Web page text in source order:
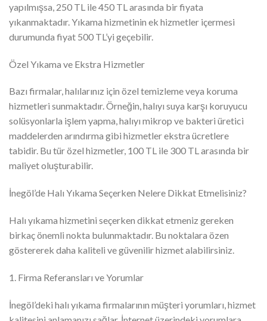
yapılmışsa, 250 TL ile 450 TL arasında bir fiyata
yıkanmaktadır. Yıkama hizmetinin ek hizmetler içermesi
durumunda fiyat 500 TL’yi geçebilir.
Özel Yıkama ve Ekstra Hizmetler
Bazı firmalar, halılarınız için özel temizleme veya koruma
hizmetleri sunmaktadır. Örneğin, halıyı suya karşı koruyucu
solüsyonlarla işlem yapma, halıyı mikrop ve bakteri üretici
maddelerden arındırma gibi hizmetler ekstra ücretlere
tabidir. Bu tür özel hizmetler, 100 TL ile 300 TL arasında bir
maliyet oluşturabilir.
İnegöl’de Halı Yıkama Seçerken Nelere Dikkat Etmelisiniz?
Halı yıkama hizmetini seçerken dikkat etmeniz gereken
birkaç önemli nokta bulunmaktadır. Bu noktalara özen
göstererek daha kaliteli ve güvenilir hizmet alabilirsiniz.
1. Firma Referansları ve Yorumlar
İnegöl’deki halı yıkama firmalarının müşteri yorumları, hizmet